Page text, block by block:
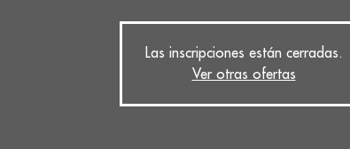
Las inscripciones están cerradas.
Ver otras ofertas